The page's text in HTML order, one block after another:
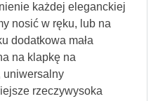
każdej eleganckiej
nosić w ręku, lub na
dodatkowa mała
na klapkę na
uniwersalny
rzeczywysoka